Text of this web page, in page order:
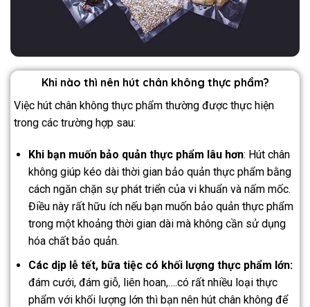
Khi nào thì nên hút chân không thực phẩm?
Việc hút chân không thực phẩm thường được thực hiện
trong các trường hợp sau:
Khi bạn muốn bảo quản thực phẩm lâu hơn: Hút chân
không giúp kéo dài thời gian bảo quản thực phẩm bằng
cách ngăn chặn sự phát triển của vi khuẩn và nấm mốc.
Điều này rất hữu ích nếu bạn muốn bảo quản thực phẩm
trong một khoảng thời gian dài mà không cần sử dụng
hóa chất bảo quản.
Các dịp lễ tết, bữa tiệc có khối lượng thực phẩm lớn:
đám cưới, đám giỗ, liên hoan,….có rất nhiều loại thực
phẩm với khối lượng lớn thì bạn nên hút chân không để